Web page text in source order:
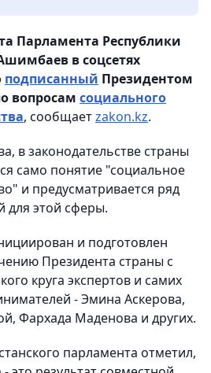
Парламента Республики
в соцсетях
подписанный Президентом
вопросам социального
, сообщаетzakon.kz.
в законодательстве страны
само понятие "социальное
и предусматривается ряд
для этой сферы.
и подготовлен
Президента страны c
круга экспертов и самих
- Эмина Аскерова,
Фархада Маденова и других.
парламента отметил,